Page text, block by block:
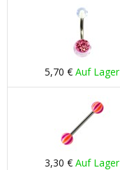
5,70 € Auf Lager
3,30 € Auf Lager